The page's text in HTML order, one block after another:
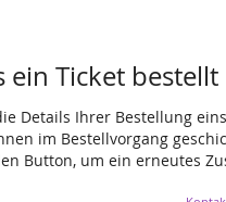
ein Ticket
Details Ihrer Bestellung
im Bestellvorgang
Button, um ein erneutes